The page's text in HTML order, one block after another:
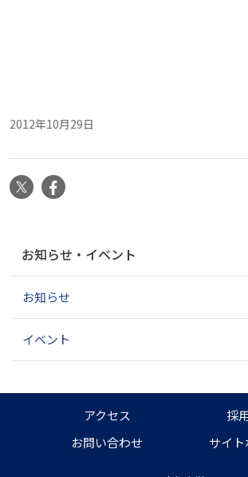
2012年10月29日
X
ゲ
シ
ン
お知らせ・イベント
お知らせ
イベント
アクセス
採
お問い合わせ
サイト